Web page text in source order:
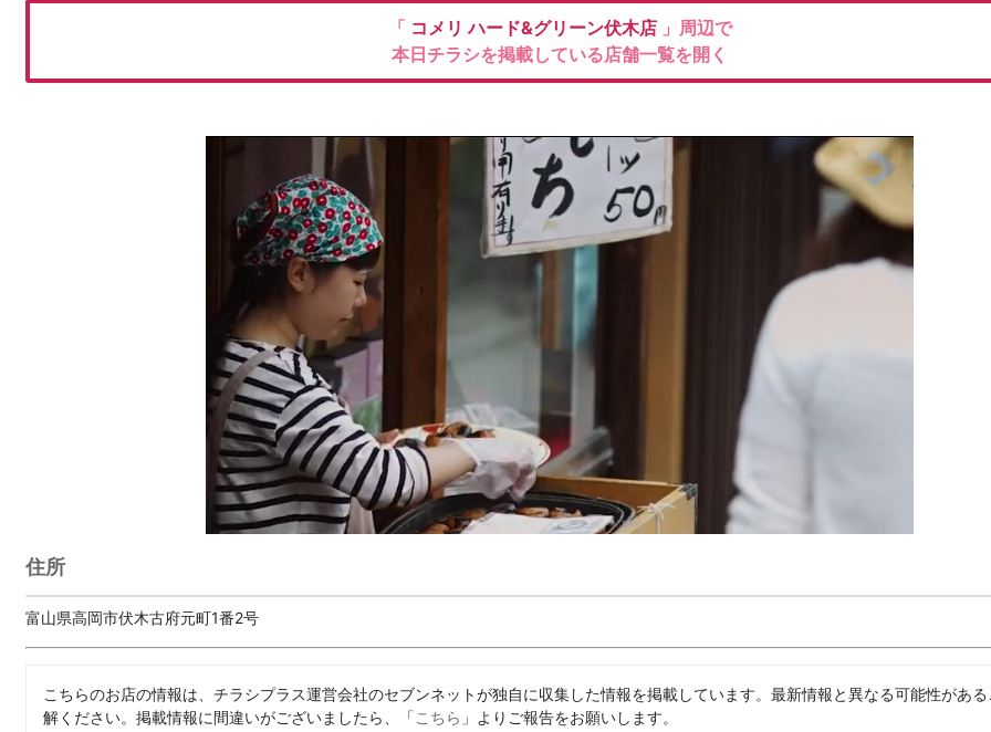
「 コメリハード&グリーン伏木店 」周辺で
本日チラシを掲載している店舗一覧を開く
住所
富山県高岡市伏木古府元町1番2号
こちらのお店の情報は、チラシプラス運営会社のセブンネットが独自に収集した情報を掲載しています。最新情報と異なる可能性があ
解ください。掲載情報に間違いがございましたら、「こちら 」よりご報告をお願いします。